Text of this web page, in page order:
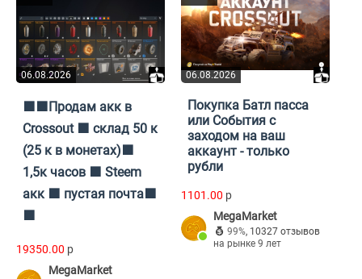
06.08.2026
🟪🟪Продам акк в
Crossout 🟪 склад 50 к
(25 к в монетах)🟪
1,5к часов 🟪 Steem
акк 🟪 пустая почта🟪
19350.00 p
MegaMarket
06.08.2026
Покупка Батл пасса
или События с
заходом на ваш
аккаунт - только
рубли
1101.00 p
MegaMarket
99%, 10327 отзывов
на рынке 9 лет